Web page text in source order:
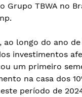
Grupo TBWA no
ao longo do ano
investimentos
um primeiro
na casa dos
período de